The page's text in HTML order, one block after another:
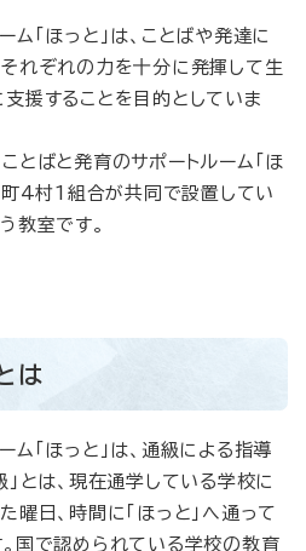
ム「ほっと」は、ことばや発達に
れぞれの力を十分に発揮して生
援することを目的としていま
とばと発育のサポートルーム「ほ
町4村1組合が共同で設置してい
教室です。
は
ム「ほっと」は、通級による指導
」とは、現在通学している学校に
曜日、時間に「ほっと」へ通って
国で認められている学校の教育